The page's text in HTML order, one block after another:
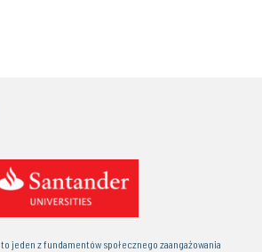
jeden z fundamentów społecznego zaangażowania